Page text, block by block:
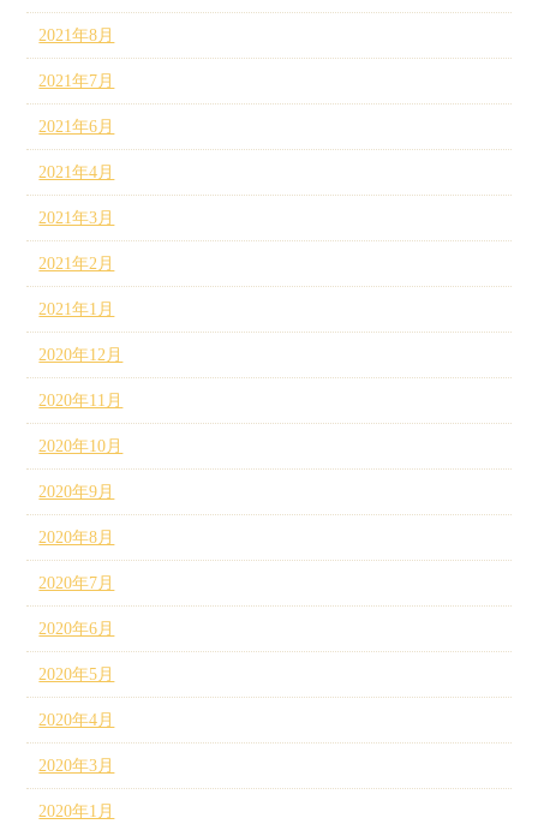
2021年8月
2021年7月
2021年6月
2021年4月
2021年3月
2021年2月
2021年1月
2020年12月
2020年11月
2020年10月
2020年9月
2020年8月
2020年7月
2020年6月
2020年5月
2020年4月
2020年3月
2020年1月